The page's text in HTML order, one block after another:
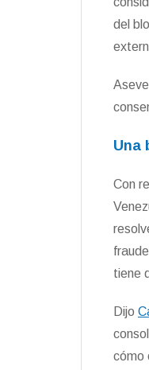
del
Una
Con
tiene
Dijo
cómo